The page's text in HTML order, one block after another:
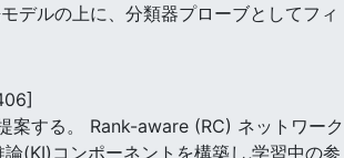
デルの上に、分類器プローブとしてフィ
案する。 Rank-aware (RC) ネットワーク
(KI)コンポーネントを構築し,学習中の参